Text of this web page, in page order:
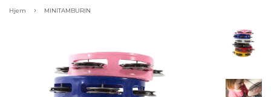
Hjem › MINITAMBURIN